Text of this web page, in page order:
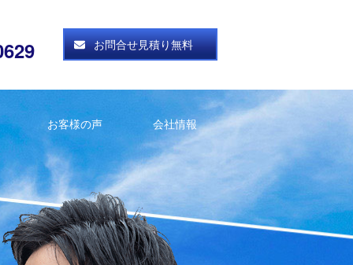
お問合せ見積り無料
お客様の声 会社情報